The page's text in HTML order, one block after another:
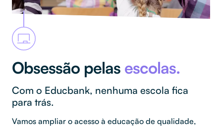
Obsessão pelas escolas.
Com o Educbank, nenhuma escola fica
para trás.
Vamos ampliar o acesso à educação de qualidade,